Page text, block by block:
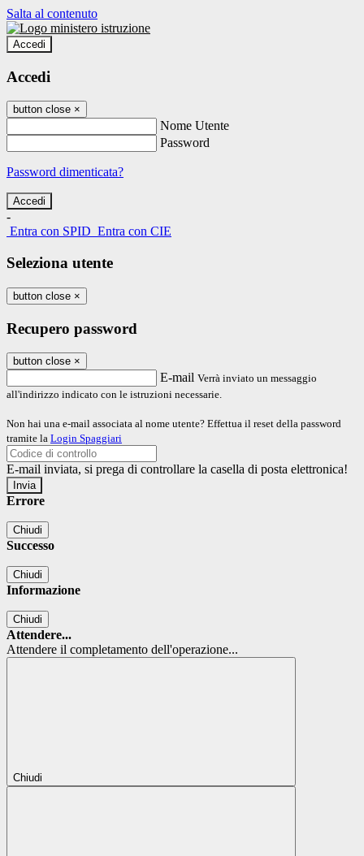
Salta al contenuto
Accedi
Accedi
button close ×
Nome Utente
Password
Password dimenticata?
-
Entra con SPID Entra con CIE
Seleziona utente
button close ×
Recupero password
button close ×
E-mail Verrà inviato un messaggio
all'indirizzo indicato con le istruzioni necessarie.
Non hai una e-mail associata al nome utente? Effettua il reset della password
tramite la Login Spaggiari
E-mail inviata, si prega di controllare la casella di posta elettronica!
Errore
Chiudi
Successo
Chiudi
Informazione
Chiudi
Attendere...
Attendere il completamento dell'operazione...
Chiudi